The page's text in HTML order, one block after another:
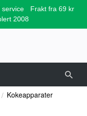
service
Frakt fra 69 kr
2008
Kokeapparater